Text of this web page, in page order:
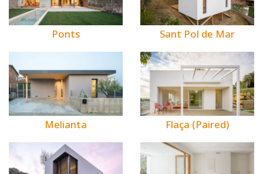
Ponts Sant Pol de Mar
Melianta Flaça (Paired)